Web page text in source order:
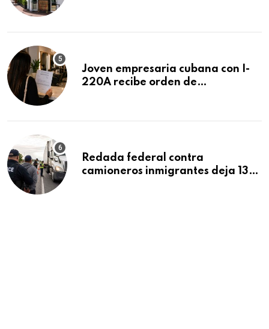
Joven empresaria cubana con I-
220A recibe orden de
Redada federal contra
camioneros inmigrantes deja 137